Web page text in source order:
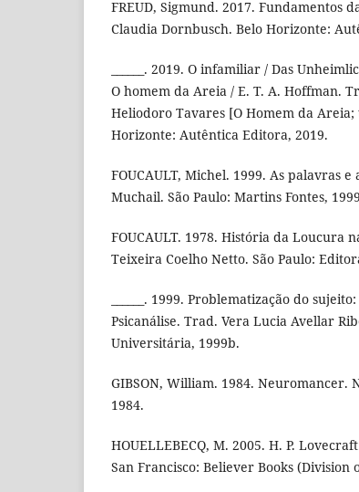
FREUD, Sigmund. 2017. Fundamentos
Claudia Dornbusch. Belo Horizonte:
______. 2019. O infamiliar / Das
O homem da Areia / E. T. A. Hoffman.
Heliodoro Tavares [O Homem da
Horizonte: Autêntica Editora, 2019.
FOUCAULT, Michel. 1999. As palavras
Muchail. São Paulo: Martins Fontes,
FOUCAULT. 1978. História da Loucura
Teixeira Coelho Netto. São Paulo:
______. 1999. Problematização do
Psicanálise. Trad. Vera Lucia Avellar
Universitária, 1999b.
GIBSON, William. 1984. Neuromancer.
1984.
HOUELLEBECQ, M. 2005. H. P.
San Francisco: Believer Books (Division